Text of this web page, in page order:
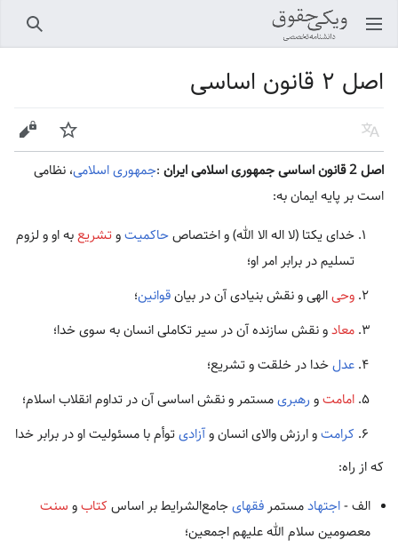
باز کردن منو اصلی جستجو
اصل ۲ قانون اساسی
زبان پیگیری ویرایش
اصل 2 قانون اساسی جمهوری اسلامی ایران :جمهوری اسلامی‏، نظامی
است بر پایه ایمان به:
خدای یکتا (لا اله الا الله) و اختصاصحاکمیتوتشریعبه او و لزوم
تسلیم در برابر امر او؛
وحیالهی و نقش بنیادی آن در بیانقوانین‏؛
معادو نقش سازنده آن در سیر تکاملی انسان به سوی خدا؛
عدلخدا در خلقت و تشریع؛
امامتو رهبریمستمر و نقش اساسی آن در تداوم انقلاب اسلام؛
كرامتو ارزش والای انسان وآزادیتوأم با مسئولیت او در برابر خدا
که از راه:
الف -اجتهادمستمر فقهایجامع‌الشرایط بر اساس كتابو سنت
معصومین سلام ‏الله علیهم اجمعین؛